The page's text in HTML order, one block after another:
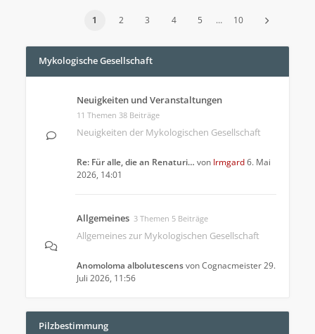
1 2 3 4 5 … 10
Mykologische Gesellschaft
Neuigkeiten und Veranstaltungen
11 Themen 38 Beiträge
Neuigkeiten der Mykologischen Gesellschaft
Re: Für alle, die an Renaturi… von Irmgard6. Mai
2026, 14:01
Allgemeines 3 Themen 5 Beiträge
Allgemeines zur Mykologischen Gesellschaft
Anomoloma albolutescensvonCognacmeister29.
Juli 2026, 11:56
Pilzbestimmung